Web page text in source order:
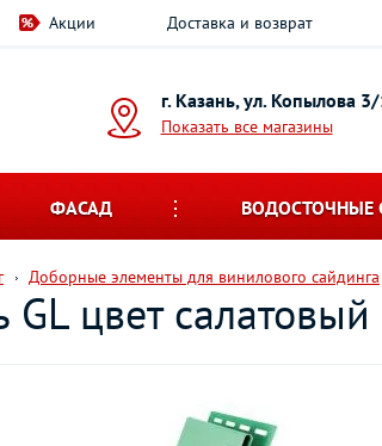
Акции Доставка и возврат
г. Казань, ул. Копылова
Показать все магазины
ФАСАД ВОДОСТОЧНЫЕ
Доборные элементы для винилового сайдинга
цвет